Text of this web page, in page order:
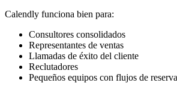
Calendly funciona bien para:
Consultores consolidados
Representantes de ventas
Llamadas de éxito del cliente
Reclutadores
Pequeños equipos con flujos de